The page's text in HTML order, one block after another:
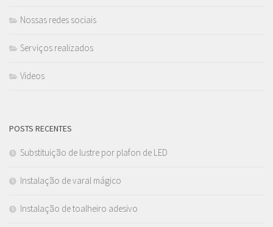
Nossas redes sociais
Serviços realizados
Videos
POSTS RECENTES
Substituição de lustre por plafon de LED
Instalação de varal mágico
Instalação de toalheiro adesivo